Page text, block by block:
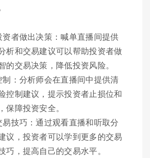
资者做出决策：喊单直播间提供
析和交易建议可以帮助投资者做
的交易决策，降低投资风险。
制：分析师会在直播间中提供清
控制建议，提示投资者止损位和
保障投资安全。
易技巧：通过观看直播和听取分
议，投资者可以学到更多的交易
巧，提高自己的交易水平。